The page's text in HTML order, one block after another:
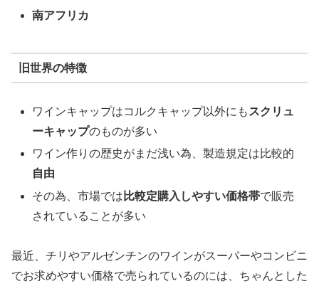
南アフリカ
旧世界の特徴
ワインキャップはコルクキャップ以外にも スクリュ
ーキャップのものが多い
ワイン作りの歴史がまだ浅い為、製造規定は比較的
自由
その為、市場では 比較定購入しやすい価格帯で販売
されていることが多い
最近、チリやアルゼンチンのワインがスーパーやコンビニ
でお求めやすい価格で売られているのには、ちゃんとした